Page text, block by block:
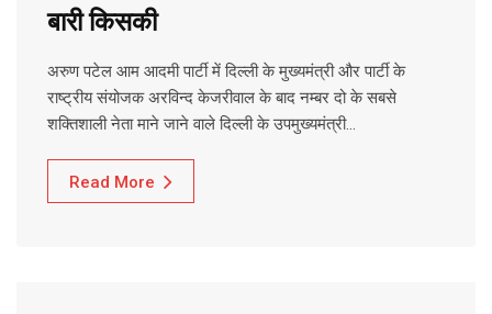
बारी किसकी
अरुण पटेल आम आदमी पार्टी में दिल्ली के मुख्यमंत्री और पार्टी के
राष्ट्रीय संयोजक अरविन्द केजरीवाल के बाद नम्बर दो के सबसे
शक्तिशाली नेता माने जाने वाले दिल्ली के उपमुख्यमंत्री…
Read More